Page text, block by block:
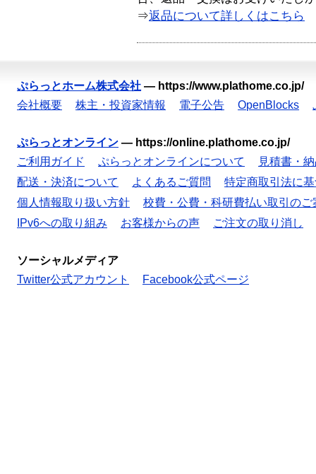
⇒返品について詳しくはこちら
ぷらっとホーム株式会社 — https://www.plathome.co.jp/
会社概要
株主・投資家情報 電子公告 OpenBlocks
ぷらっとオンライン — https://online.plathome.co.jp/
ご利用ガイド
ぷらっとオンラインについて
見積書・
配送・決済について
よくあるご質問
特定商取引法に
個人情報取り扱い方針
校費・公費・科研費払い取引のご
IPv6への取り組み
お客様からの声 ご注文の取り消し
ソーシャルメディア
Twitter公式アカウント
Facebook公式ページ